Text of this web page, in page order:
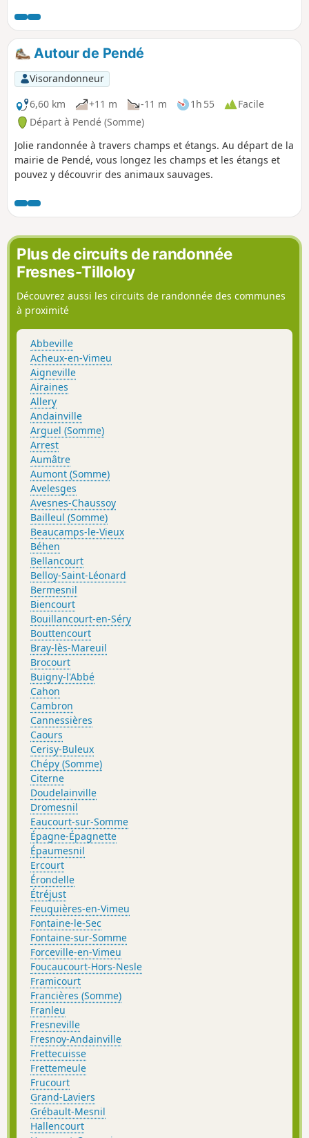
commune.
Autour de Pendé
Visorandonneur
6,60 km
+11 m -11 m 1h 55
Facile
Départ à Pendé (Somme)
Jolie randonnée à travers champs et étangs. Au départ de la
mairie de Pendé, vous longez les champs et les étangs et
pouvez y découvrir des animaux sauvages.
Plus de circuits de randonnée
Fresnes-Tilloloy
Découvrez aussi les circuits de randonnée des communes
à proximité
Abbeville
Acheux-en-Vimeu
Aigneville
Airaines
Allery
Andainville
Arguel (Somme)
Arrest
Aumâtre
Aumont (Somme)
Avelesges
Avesnes-Chaussoy
Bailleul (Somme)
Beaucamps-le-Vieux
Béhen
Bellancourt
Belloy-Saint-Léonard
Bermesnil
Biencourt
Bouillancourt-en-Séry
Bouttencourt
Bray-lès-Mareuil
Brocourt
Buigny-l'Abbé
Cahon
Cambron
Cannessières
Caours
Cerisy-Buleux
Chépy (Somme)
Citerne
Doudelainville
Dromesnil
Eaucourt-sur-Somme
Épagne-Épagnette
Épaumesnil
Ercourt
Érondelle
Étréjust
Feuquières-en-Vimeu
Fontaine-le-Sec
Fontaine-sur-Somme
Forceville-en-Vimeu
Foucaucourt-Hors-Nesle
Framicourt
Francières (Somme)
Franleu
Fresneville
Fresnoy-Andainville
Frettecuisse
Frettemeule
Frucourt
Grand-Laviers
Grébault-Mesnil
Hallencourt